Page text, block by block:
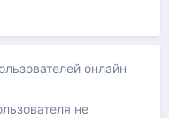
онлайн
не